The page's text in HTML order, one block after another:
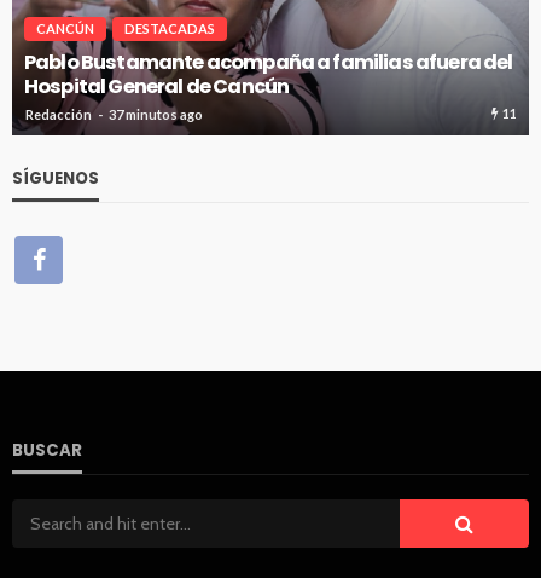
CANCÚN DESTACADAS
Pablo Bustamante acompaña a familias afuera del
Hospital General de Cancún
Redacción 37 minutos ago 11
SÍGUENOS
BUSCAR